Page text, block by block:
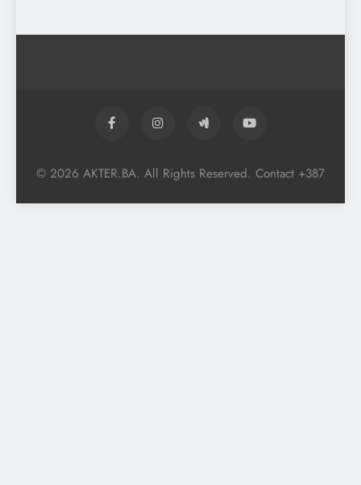
© 2026 AKTER.BA. All Rights Reserved. Contact +387